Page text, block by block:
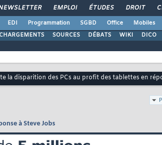
EMPLOI ÉTUDES DROIT
EDI Programmation SGBD Office Mobiles
SOURCES DÉBATS WIKI DICO
la disparition des PCs au profit des tablettes en
à Steve Jobs